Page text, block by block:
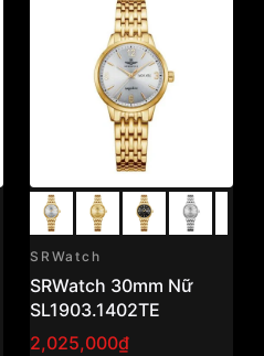
SRWatch
SRWatch 30mm Nữ
SL1903.1402TE
2,025,000₫